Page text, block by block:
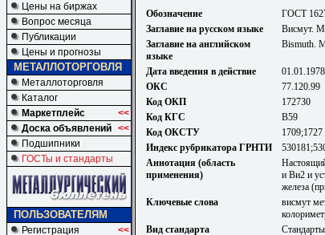
Цены на биржах
Вопрос месяца
Публикации
Цены и прогнозы
МЕТАЛЛОТОРГОВЛЯ
Металлоторговля
Каталог
Маркетплейс
<<
Доска объявлений <<
Подшипники
ГОСТы и стандарты
ПОЛЬЗОВАТЕЛЯМ
Регистрация
<<
Обозначение
ГОСТ
Заглавие на русском языке
Висмут.
Заглавие на английском
языке
Bismuth.
Дата введения в действие
01.01.1978
ОКС
77.120.99
Код ОКП
172730
Код КГС
В59
Код ОКСТУ
1709;1727
Индекс рубрикатора ГРНТИ
Аннотация (область
применения)
и Ви2 и
железа
Ключевые слова
висмут
Вид стандарта